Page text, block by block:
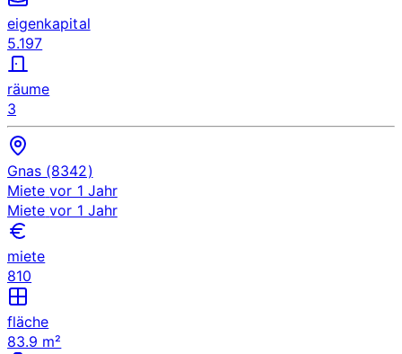
eigenkapital
5.197
räume
3
Gnas (8342)
Miete vor 1 Jahr
Miete vor 1 Jahr
miete
810
fläche
83.9 m²